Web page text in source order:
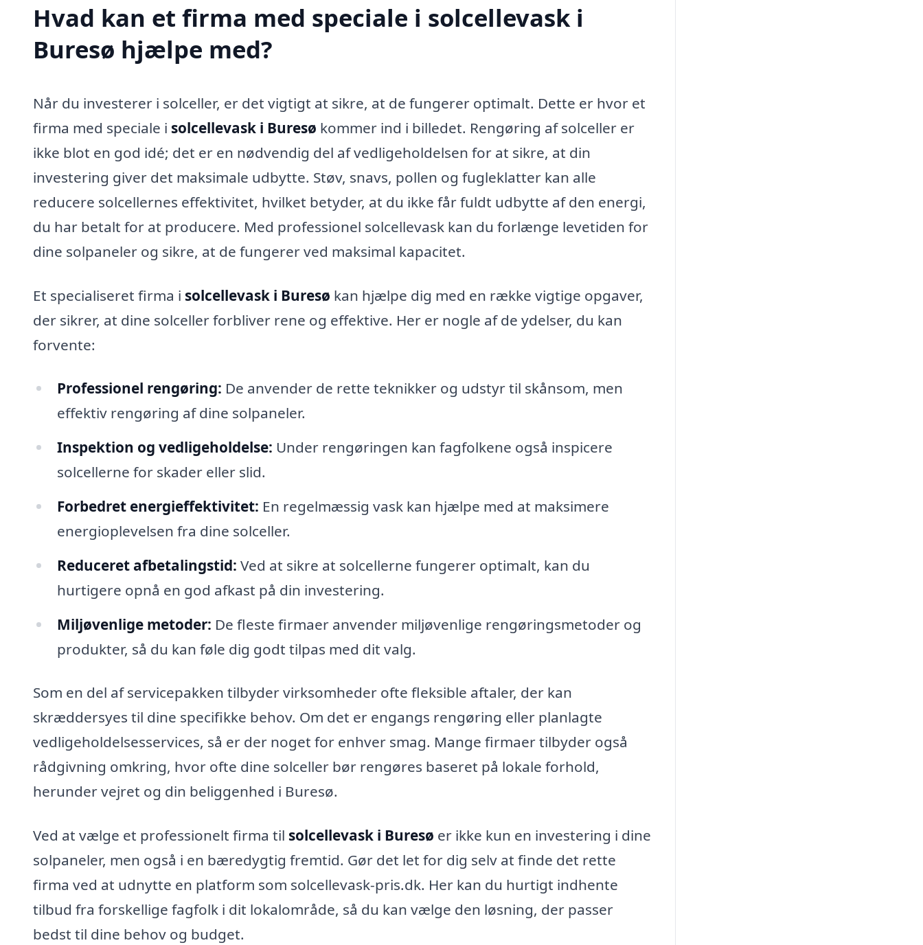
Hvad kan et firma med speciale i solcellevask i
Buresø hjælpe med?
Når du investerer i solceller, er det vigtigt at sikre, at de fungerer optimalt. Dette er hvor et
firma med speciale i solcellevask i Buresø kommer ind i billedet. Rengøring af solceller er
ikke blot en god idé; det er en nødvendig del af vedligeholdelsen for at sikre, at din
investering giver det maksimale udbytte. Støv, snavs, pollen og fugleklatter kan alle
reducere solcellernes effektivitet, hvilket betyder, at du ikke får fuldt udbytte af den energi,
du har betalt for at producere. Med professionel solcellevask kan du forlænge levetiden for
dine solpaneler og sikre, at de fungerer ved maksimal kapacitet.
Et specialiseret firma i solcellevask i Buresø kan hjælpe dig med en række vigtige opgaver,
der sikrer, at dine solceller forbliver rene og effektive. Her er nogle af de ydelser, du kan
forvente:
Professionel rengøring: De anvender de rette teknikker og udstyr til skånsom, men
effektiv rengøring af dine solpaneler.
Inspektion og vedligeholdelse: Under rengøringen kan fagfolkene også inspicere
solcellerne for skader eller slid.
Forbedret energieffektivitet: En regelmæssig vask kan hjælpe med at maksimere
energioplevelsen fra dine solceller.
Reduceret afbetalingstid: Ved at sikre at solcellerne fungerer optimalt, kan du
hurtigere opnå en god afkast på din investering.
Miljøvenlige metoder: De fleste firmaer anvender miljøvenlige rengøringsmetoder og
produkter, så du kan føle dig godt tilpas med dit valg.
Som en del af servicepakken tilbyder virksomheder ofte fleksible aftaler, der kan
skræddersyes til dine specifikke behov. Om det er engangs rengøring eller planlagte
vedligeholdelsesservices, så er der noget for enhver smag. Mange firmaer tilbyder også
rådgivning omkring, hvor ofte dine solceller bør rengøres baseret på lokale forhold,
herunder vejret og din beliggenhed i Buresø.
Ved at vælge et professionelt firma til solcellevask i Buresø er ikke kun en investering i dine
solpaneler, men også i en bæredygtig fremtid. Gør det let for dig selv at finde det rette
firma ved at udnytte en platform som solcellevask-pris.dk. Her kan du hurtigt indhente
tilbud fra forskellige fagfolk i dit lokalområde, så du kan vælge den løsning, der passer
bedst til dine behov og budget.